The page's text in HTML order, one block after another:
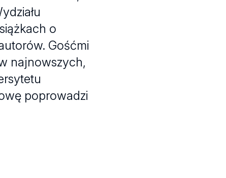
o
Gośćmi
najnowszych,
poprowadzi